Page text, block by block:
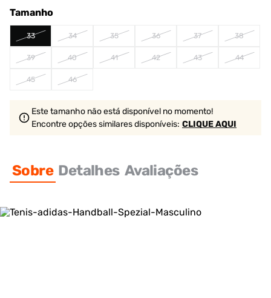
Tamanho
33 34 35 36 37 38
39 40 41 42 43 44
45 46
Este tamanho não está disponível no momento!
Encontre opções similaresdisponíveis: CLIQUE AQUI
Sobre Detalhes Avaliações